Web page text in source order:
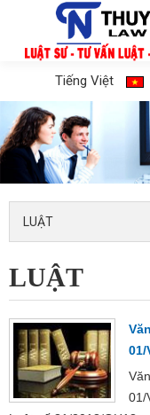
Tiếng Việt
LUẬT
LUẬT
01/
01/